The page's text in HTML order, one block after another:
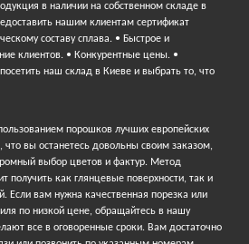
в наличии на собственном складе в
нашим клиентам сертификат
составу сплава. • Быстрое и
клиентов. • Конкурентные цены. •
наш склад в Киеве и выбрать то, что
порошков лучших европейских
что вы останетесь довольны своим заказом,
выбор цветов и фактур. Метод
получить как глянцевые поверхности, так и
Если вам нужна качественная порезка или
по низкой цене, обращайтесь в нашу
все в оговоренные сроки. Вам достаточно